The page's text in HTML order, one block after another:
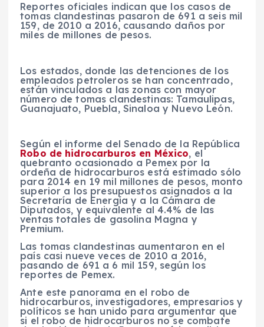
Reportes oficiales indican que los casos de
tomas clandestinas pasaron de 691 a seis mil
159, de 2010 a 2016, causando daños por
miles de millones de pesos.
Los estados, donde las detenciones de los
empleados petroleros se han concentrado,
están vinculados a las zonas con mayor
número de tomas clandestinas: Tamaulipas,
Guanajuato, Puebla, Sinaloa y Nuevo León.
Según el informe del Senado de la República
Robo de hidrocarburos en México, el
quebranto ocasionado a Pemex por la
ordeña de hidrocarburos está estimado sólo
para 2014 en 19 mil millones de pesos, monto
superior a los presupuestos asignados a la
Secretaría de Energía y a la Cámara de
Diputados, y equivalente al 4.4% de las
ventas totales de gasolina Magna y
Premium.
Las tomas clandestinas aumentaron en el
país casi nueve veces de 2010 a 2016,
pasando de 691 a 6 mil 159, según los
reportes de Pemex.
Ante este panorama en el robo de
hidrocarburos, investigadores, empresarios y
políticos se han unido para argumentar que
si el robo de hidrocarburos no se combate